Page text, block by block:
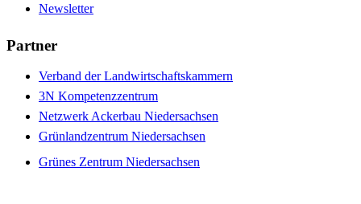
Newsletter
Partner
Verband der Landwirtschaftskammern
3N Kompetenzzentrum
Netzwerk Ackerbau Niedersachsen
Grünlandzentrum Niedersachsen
Grünes Zentrum Niedersachsen